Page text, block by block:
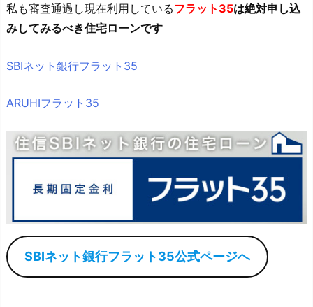
私も審査通過し現在利用しているフラット35は絶対申し込
みしてみるべき住宅ローンです
SBIネット銀行フラット35
ARUHIフラット35
SBIネット銀行フラット35公式ページへ